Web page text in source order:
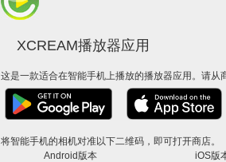
XCREAM播放器应用
这是一款适合在智能手机上播放的播放器应用。请从
将智能手机的相机对准以下二维码，即可打开商店。
Android版本
iOS版